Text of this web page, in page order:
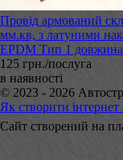
Провід армований
мм.кв, з латуними
EPDM Тип 1
125 грн./послуга
в наявності
© 2023 - 2026
Як створити інтернет
Сайт створений на